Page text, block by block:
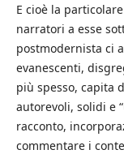
E cioè la
narratori a esse
postmodernista ci
evanescenti,
più spesso, capita
autorevoli, solidi e
racconto,
commentare i